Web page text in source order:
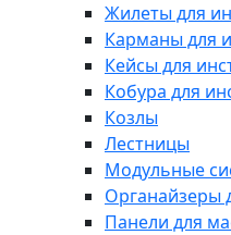
Жилеты для
Карманы для
Кейсы для
Кобура для
Козлы
Лестницы
Модульные
Органайзеры
Панели для